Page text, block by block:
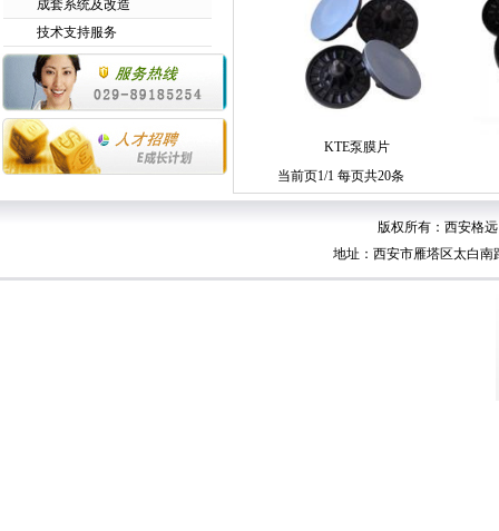
成套系统及改造
技术支持服务
KTE泵膜片
当前页1/1 每页共20条
版权所有：西安格
地址：西安市雁塔区太白